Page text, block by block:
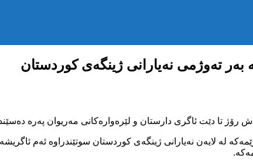
بەر تەوژمی نەیارانی ژینگەی کوردستان
تا دێت ئاگری دارستان و لێرەوارەکانی مەریوان پەرە
لە لایەن نەیارانی ژینگەی کوردستان سوتێندراوە ئەم